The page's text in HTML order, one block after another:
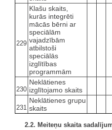
229
Klašu skaits,
kurās integrēti
mācās bērni ar
speciālām
vajadzībām
atbilstoši
speciālās
izglītības
programmām
230
Neklātienes
izglītojamo skaits
231
Neklātienes grupu
skaits
2.2. Meiteņu skaita